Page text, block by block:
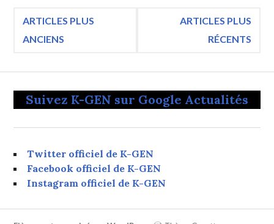
Navigation
articles
ARTICLES PLUS
ANCIENS
ARTICLES PLUS
RÉCENTS
Suivez K-GEN sur Google Actualités
Twitter officiel de K-GEN
Facebook officiel de K-GEN
Instagram officiel de K-GEN